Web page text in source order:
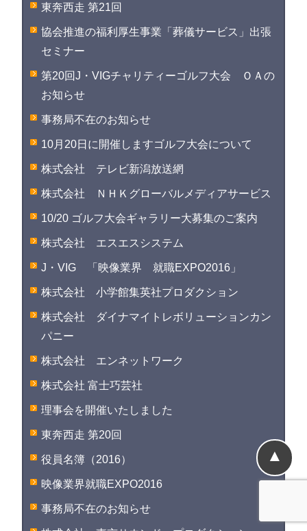
東奔西走 第21回
協会推進の福利厚生事業「葬儀サービス」出張
セミナー
第20回J・VIGチャリティーゴルフ大会 ＯＡの
お知らせ
事務局不在のお知らせ
10月20日に開催しますゴルフ大会について
株式会社 テレビ新潟放送網
株式会社 ＮＨＫグローバルメディアサービス
10/20 ゴルフ大会ギャラリー大募集のご案内
株式会社 エスエスシステム
J・VIG 「映像業界 就職EXPO2016」
株式会社 小学館集英社プロダクション
株式会社 ダイナマイトレボリューションカン
パニー
株式会社 エンネットワーク
株式会社 富士巧芸社
理事会を開催いたしました
東奔西走 第20回
役員名簿（2016）
映像業界就職EXPO2016
事務局不在のお知らせ
▲